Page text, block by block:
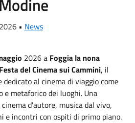
• News
2026 a Foggia la nona
del Cinema sui Cammini, il
al cinema di viaggio come
metaforico dei luoghi. Una
d'autore, musica dal vivo,
e incontri con ospiti di primo piano.